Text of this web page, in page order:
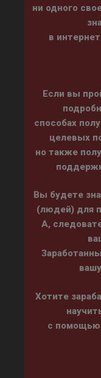
ни одного
в
Если вы
способах
целевых
но также
Вы будете
(людей) для
А,
Хотите
с помощью